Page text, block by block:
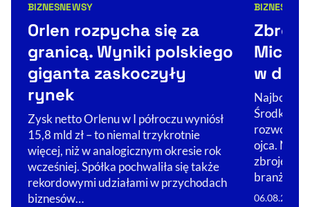
Kategorie artykułu:
BIZNESNEWSY
Orlen rozpycha się za
granicą. Wyniki polskiego
giganta zaskoczyły
rynek
Zysk netto Orlenu w I półroczu wyniósł
15,8 mld zł – to niemal trzykrotnie
więcej, niż w analogicznym okresie rok
wcześniej. Spółka pochwaliła się także
rekordowymi udziałami w przychodach
biznesów…
BIZNES
w
Środkowej
rozwojowi
ojca. Nie
branż, w…
06.08.2026